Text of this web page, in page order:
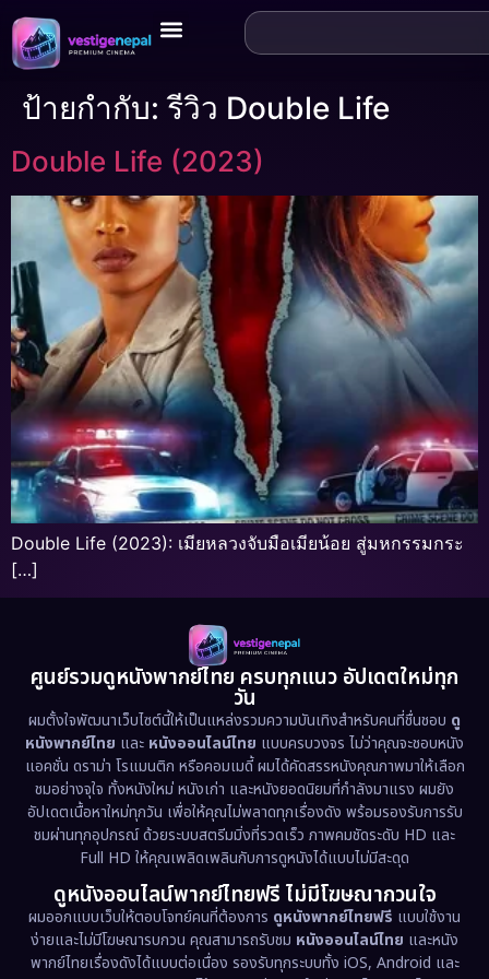
ป้ายกำกับ:รีวิว Double Life
Double Life (2023)
Double Life (2023): เมียหลวงจับมือเมียน้อย สู่มหกรรมกระ
[…]
ศูนย์รวมดูหนังพากย์ไทย ครบทุกแนว อัปเดตใหม่ทุก
วัน
ผมตั้งใจพัฒนาเว็บไซต์นี้ให้เป็นแหล่งรวมความบันเทิงสำหรับคนที่ชื่นชอบ ดู
หนังพากย์ไทย และ หนังออนไลน์ไทย แบบครบวงจร ไม่ว่าคุณจะชอบหนัง
แอคชั่น ดราม่า โรแมนติก หรือคอมเมดี้ ผมได้คัดสรรหนังคุณภาพมาให้เลือก
ชมอย่างจุใจ ทั้งหนังใหม่ หนังเก่า และหนังยอดนิยมที่กำลังมาแรง ผมยัง
อัปเดตเนื้อหาใหม่ทุกวัน เพื่อให้คุณไม่พลาดทุกเรื่องดัง พร้อมรองรับการรับ
ชมผ่านทุกอุปกรณ์ ด้วยระบบสตรีมมิ่งที่รวดเร็ว ภาพคมชัดระดับ HD และ
Full HD ให้คุณเพลิดเพลินกับการดูหนังได้แบบไม่มีสะดุด
ดูหนังออนไลน์พากย์ไทยฟรี ไม่มีโฆษณากวนใจ
ผมออกแบบเว็บให้ตอบโจทย์คนที่ต้องการ ดูหนังพากย์ไทยฟรี แบบใช้งาน
ง่ายและไม่มีโฆษณารบกวน คุณสามารถรับชม หนังออนไลน์ไทย และหนัง
พากย์ไทยเรื่องดังได้แบบต่อเนื่อง รองรับทุกระบบทั้ง iOS, Android และ